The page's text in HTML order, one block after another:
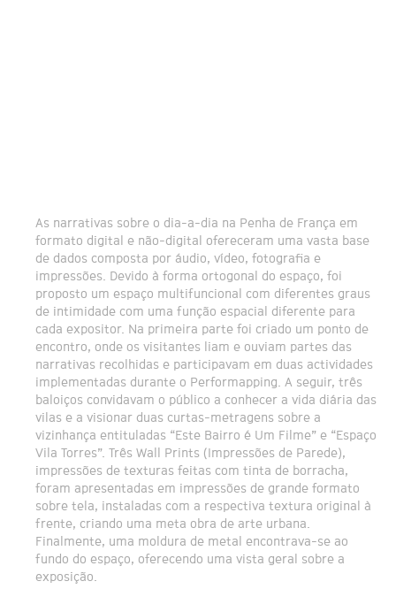
As narrativas sobre o dia-a-dia na Penha de França em
formato digital e não-digital ofereceram uma vasta base
de dados composta por áudio, vídeo, fotografia e
impressões. Devido à forma ortogonal do espaço, foi
proposto um espaço multifuncional com diferentes graus
de intimidade com uma função espacial diferente para
cada expositor. Na primeira parte foi criado um ponto de
encontro, onde os visitantes liam e ouviam partes das
narrativas recolhidas e participavam em duas actividades
implementadas durante o Performapping. A seguir, três
baloiços convidavam o público a conhecer a vida diária das
vilas e a visionar duas curtas-metragens sobre a
vizinhança entituladas “Este Bairro é Um Filme” e “Espaço
Vila Torres”. Três Wall Prints (Impressões de Parede),
impressões de texturas feitas com tinta de borracha,
foram apresentadas em impressões de grande formato
sobre tela, instaladas com a respectiva textura original à
frente, criando uma meta obra de arte urbana.
Finalmente, uma moldura de metal encontrava-se ao
fundo do espaço, oferecendo uma vista geral sobre a
exposição.